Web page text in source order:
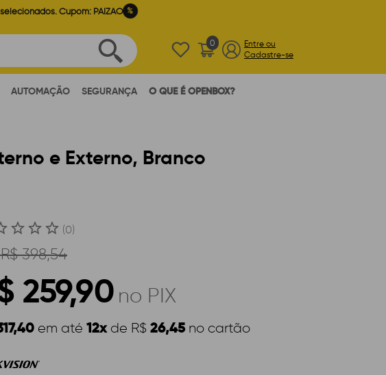
Cupom: PAIZAO %
0
Entre ou
Cadastre-se
AUTOMAÇÃO SEGURANÇA O QUE É OPENBOX?
e Externo, Branco
(0)
R$ 398,54
259,90 no PIX
em até 12xde R$ 26,45 no cartão